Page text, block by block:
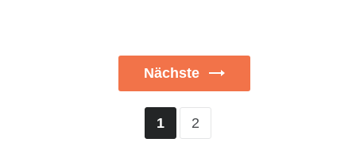
Nächste
1 2